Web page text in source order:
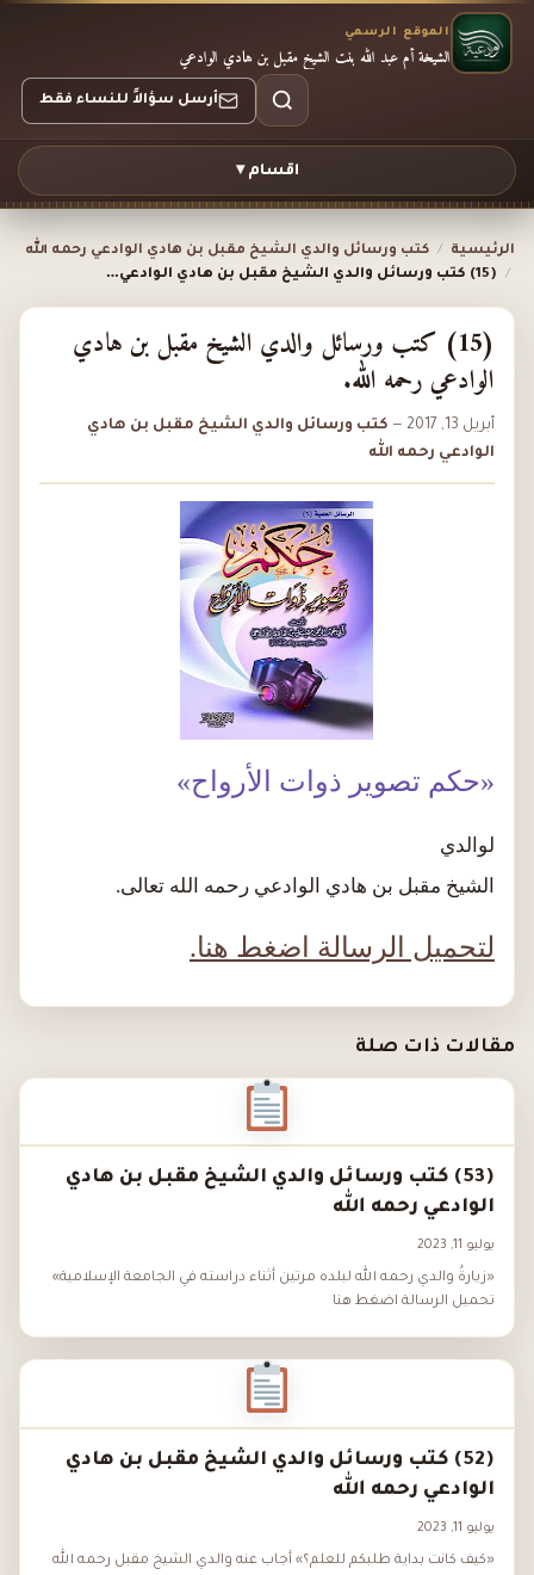
الموقع الرسمي
الشيخة أم عبد الله بنت الشيخ مقبل بن هادي الوادعي
أرسل سؤالاً للنساء فقط
اقسام ▾
الرئيسية / كتب ورسائل والدي الشيخ مقبل بن هادي الوادعي رحمه الله
/
(15) كتب ورسائل والدي الشيخ مقبل بن هادي الوادعي…
(15) كتب ورسائل والدي الشيخ مقبل بن هادي
الوادعي رحمه الله.
أبريل 13, 2017 — كتب ورسائل والدي الشيخ مقبل بن هادي
الوادعي رحمه الله
«حكم تصوير ذوات الأرواح»
لوالدي
الشيخ مقبل بن هادي الوادعي رحمه الله تعالى.
لتحميل الرسالة اضغط هنا.
مقالات ذات صلة
(53) كتب ورسائل والدي الشيخ مقبل بن هادي
الوادعي رحمه الله
يوليو 11, 2023
«زيارةُ والدي رحمه الله لبلده مرتين أثناء دراسته في الجامعة الإسلامية»
تحميل الرسالة اضغط هنا
(52) كتب ورسائل والدي الشيخ مقبل بن هادي
الوادعي رحمه الله
يوليو 11, 2023
«كيف كانت بداية طلبكم للعلم؟» أجاب عنه والدي الشيخ مقبل رحمه الله